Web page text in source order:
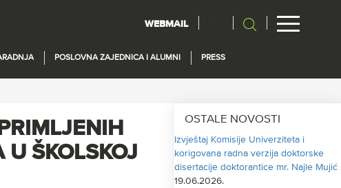
WEBMAIL
POSLOVNA ZAJEDNICA I ALUMNI PRESS
U ŠKOLSKOJ
OSTALE NOVOSTI
Izvještaj Komisije Univerziteta i
korigovana radna verzija doktorske
disertacije doktorantice mr. Najle Mujić
19.06.2026.